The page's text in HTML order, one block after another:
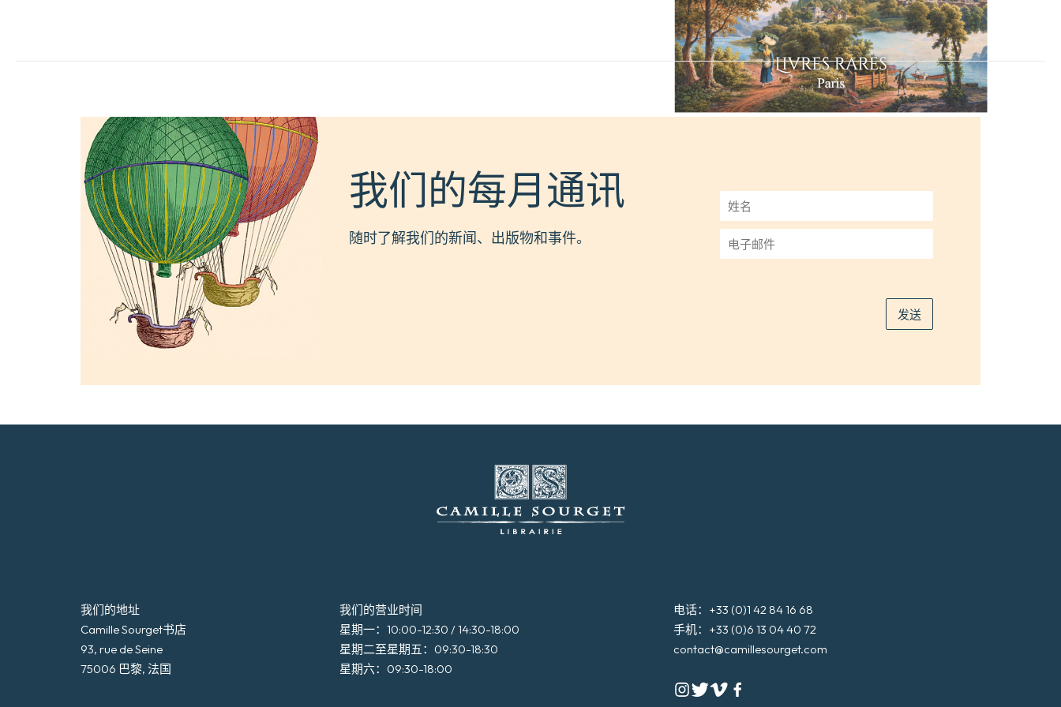
我们的每月通讯
随时了解我们的新闻、出版物和事件。
姓
名
*
子
发送
我们的地址
Camille Sourget书店
93, rue de Seine
75006 巴黎, 法国
我们的营业时间
星期一：10:00-12:30 / 14:30-18:00
星期二至星期五：09:30-18:30
星期六：09:30-18:00
电话：+33 (0)1 42 84 16 68
手机：+33 (0)6 13 04 40 72
contact@camillesourget.com